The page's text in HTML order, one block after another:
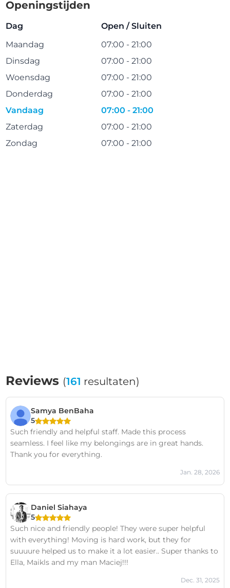
Openingstijden
Dag
Open / Sluiten
Maandag
07:00 - 21:00
Dinsdag
07:00 - 21:00
Woensdag
07:00 - 21:00
Donderdag
07:00 - 21:00
Vandaag
07:00 - 21:00
Zaterdag
07:00 - 21:00
Zondag
07:00 - 21:00
Reviews (161 resultaten)
Samya BenBaha
5
Such friendly and helpful staff. Made this process
seamless. I feel like my belongings are in great hands.
Thank you for everything.
Jan. 28, 2026
Daniel Siahaya
5
Such nice and friendly people! They were super helpful
with everything! Moving is hard work, but they for
suuuure helped us to make it a lot easier.. Super thanks to
Ella, Maikls and my man Maciej!!!
Dec. 31, 2025